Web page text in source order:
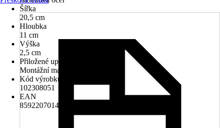
Šířka
20,5 cm
Hloubka
11 cm
Výška
2,5 cm
Přiložené upevnění
Montážní materiál k vrtání
Kód výrobku
102308051
EAN
8592207014802